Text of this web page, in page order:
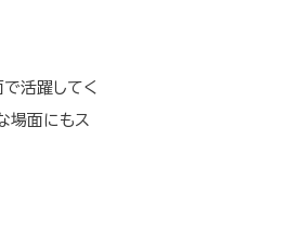
で活躍してく
場面にもス